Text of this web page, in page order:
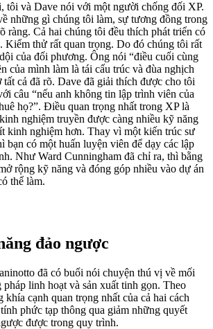
tôi và Dave nói với một người chống đối XP.
những gì chúng tôi làm, sự tương đồng trong
ràng. Cả hai chúng tôi đều thích phát triển có
Kiểm thử rất quan trọng. Do đó chúng tôi rất
của đối phương. Ông nói “điều cuối cùng
của mình làm là tái cấu trúc và đùa nghịch
cả đã rõ. Dave đã giải thích được cho tôi
câu “nếu anh không tin lập trình viên của
họ?”. Điều quan trọng nhất trong XP là
nghiệm truyền được càng nhiều kỹ năng
kinh nghiệm hơn. Thay vì một kiến trúc sư
bạn có một huấn luyện viên để dạy các lập
Như Ward Cunningham đã chỉ ra, thì bằng
rộng kỹ năng và đóng góp nhiều vào dự án
thể làm.
đảo ngược
đã có buổi nói chuyện thú vị về mối
linh hoạt và sản xuất tinh gọn. Theo
cạnh quan trọng nhất của cả hai cách
phức tạp thông qua giảm những quyết
được trong quy trình.